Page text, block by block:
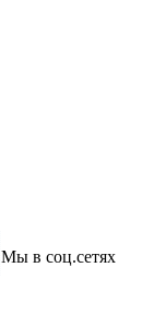
Мы в соц.сетях